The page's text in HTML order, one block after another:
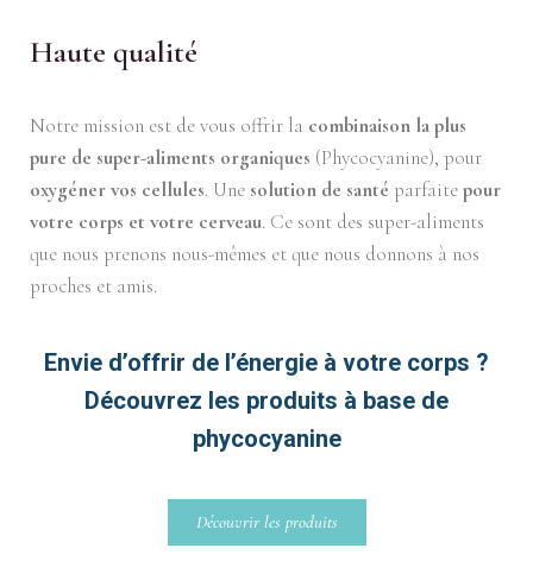
Haute qualité
Notre mission est de vous offrir la combinaison la plus
pure de super-aliments organiques (Phycocyanine), pour
oxygéner vos cellules. Une solution de santé parfaitepour
votre corps et votre cerveau. Ce sont des super-aliments
que nous prenons nous-mêmes et que nous donnons à nos
proches et amis.
Envie d’offrir de l’énergie à votre corps ?
Découvrez les produits à base de
phycocyanine
Découvrir les produits